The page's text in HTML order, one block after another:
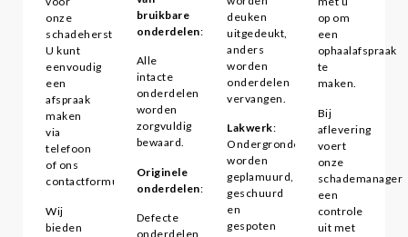
onze
schadeherstellers.
U kunt
eenvoudig
een
afspraak
maken
via
telefoon
of ons
contactformulier.
Wij
bieden
bruikbare
onderdelen:
Alle
intacte
onderdelen
worden
zorgvuldig
bewaard.
Originele
onderdelen:
Defecte
onderdelen
deuken
uitgedeukt,
anders
worden
onderdelen
vervangen.
Lakwerk:
Ondergronden
worden
geplamuurd,
geschuurd
en
gespoten
op om
een
ophaalafspraak
te
maken.
Bij
aflevering
voert
onze
schademanager
een
controle
uit met